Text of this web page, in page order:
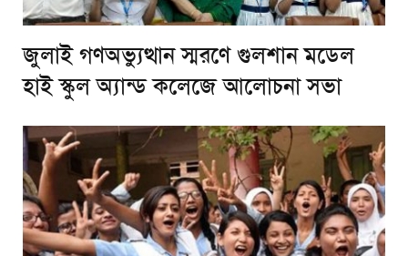
জুলাই গণঅভ্যুত্থান স্মরণে গুলশান মডেল
হাই স্কুল অ্যান্ড কলেজে আলোচনা সভা